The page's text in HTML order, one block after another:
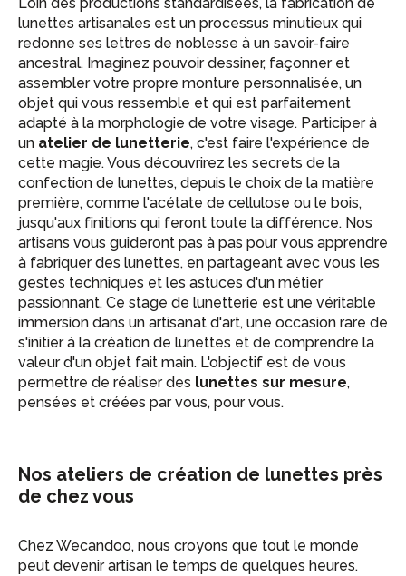
lunettes artisanales est un processus minutieux qui
redonne ses lettres de noblesse à un savoir-faire
ancestral. Imaginez pouvoir dessiner, façonner et
assembler votre propre monture personnalisée, un
objet qui vous ressemble et qui est parfaitement
adapté à la morphologie de votre visage. Participer à
un atelier de lunetterie, c'est faire l'expérience de
cette magie. Vous découvrirez les secrets de la
confection de lunettes, depuis le choix de la matière
première, comme l'acétate de cellulose ou le bois,
jusqu'aux finitions qui feront toute la différence. Nos
artisans vous guideront pas à pas pour vous apprendre
à fabriquer des lunettes, en partageant avec vous les
gestes techniques et les astuces d'un métier
passionnant. Ce stage de lunetterie est une véritable
immersion dans un artisanat d'art, une occasion rare de
s'initier à la création de lunettes et de comprendre la
valeur d'un objet fait main. L'objectif est de vous
permettre de réaliser des lunettes sur mesure,
pensées et créées par vous, pour vous.
Nos ateliers de création de lunettes près
de chez vous
Chez Wecandoo, nous croyons que tout le monde
peut devenir artisan le temps de quelques heures.